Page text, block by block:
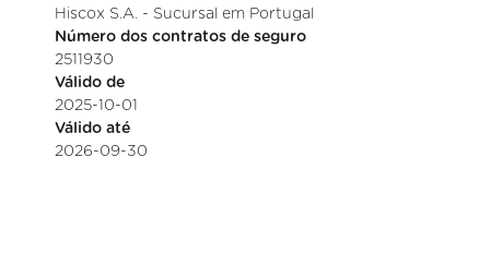
Hiscox S.A. - Sucursal em Portugal
Número dos contratos de seguro
2511930
Válido de
2025-10-01
Válido até
2026-09-30